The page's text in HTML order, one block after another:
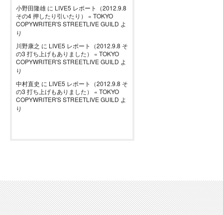
小野田隆雄 に LIVE5 レポート（2012.9.8
その4 押したり引いたり） « TOKYO
COPYWRITER'S STREETLIVE GUILD よ
り
川野康之 に LIVE5 レポート（2012.9.8 そ
の3 打ち上げもありました） « TOKYO
COPYWRITER'S STREETLIVE GUILD よ
り
中村直史 に LIVE5 レポート（2012.9.8 そ
の3 打ち上げもありました） « TOKYO
COPYWRITER'S STREETLIVE GUILD よ
り